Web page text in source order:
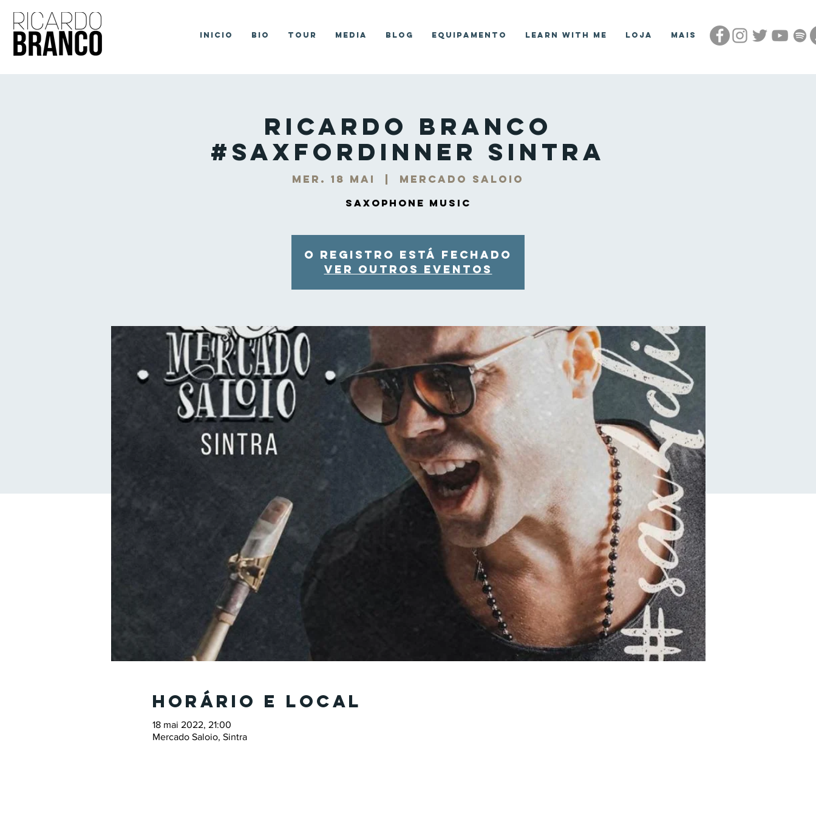
Inicio Bio Tour Media Blog Equipamento Learn With Me Loja Mais
Ricardo Branco
#SaxForDinner Sintra
mer. 18 mai Mercado Saloio
Saxophone Music
O registro está fechado
Ver outros eventos
Horário e local
18 mai 2022, 21:00
Mercado Saloio, Sintra